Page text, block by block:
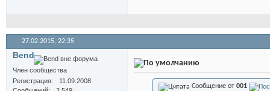
27.02.2015, 22:35
Bend
Член сообщества
Регистрация
11.09.2008
Сообщение от 001